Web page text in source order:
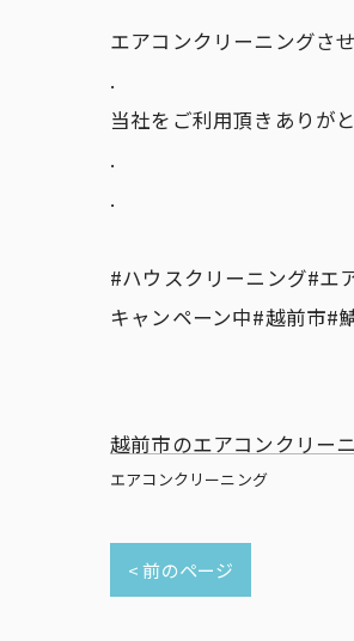
エアコンクリーニングさ
.
当社をご利用頂きありが
.
.
#ハウスクリーニング#エ
キャンペーン中#越前市#
越前市のエアコンクリー
エアコンクリーニング
< 前のページ